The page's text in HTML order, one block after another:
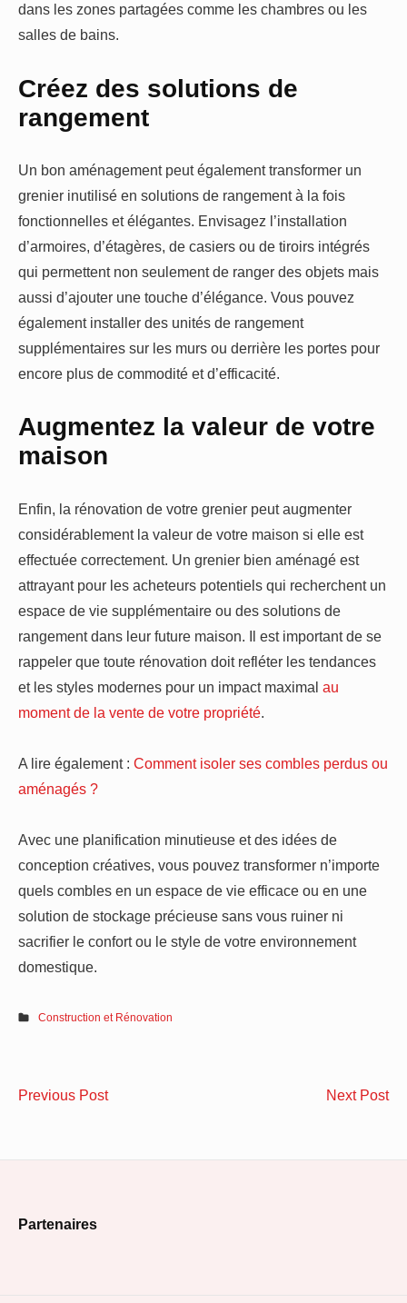
dans les zones partagées comme les chambres ou les
salles de bains.
Créez des solutions de
rangement
Un bon aménagement peut également transformer un
grenier inutilisé en solutions de rangement à la fois
fonctionnelles et élégantes. Envisagez l’installation
d’armoires, d’étagères, de casiers ou de tiroirs intégrés
qui permettent non seulement de ranger des objets mais
aussi d’ajouter une touche d’élégance. Vous pouvez
également installer des unités de rangement
supplémentaires sur les murs ou derrière les portes pour
encore plus de commodité et d’efficacité.
Augmentez la valeur de votre
maison
Enfin, la rénovation de votre grenier peut augmenter
considérablement la valeur de votre maison si elle est
effectuée correctement. Un grenier bien aménagé est
attrayant pour les acheteurs potentiels qui recherchent un
espace de vie supplémentaire ou des solutions de
rangement dans leur future maison. Il est important de se
rappeler que toute rénovation doit refléter les tendances
et les styles modernes pour un impact maximal au
moment de la vente de votre propriété.
A lire également : Comment isoler ses combles perdus ou
aménagés ?
Avec une planification minutieuse et des idées de
conception créatives, vous pouvez transformer n’importe
quels combles en un espace de vie efficace ou en une
solution de stockage précieuse sans vous ruiner ni
sacrifier le confort ou le style de votre environnement
domestique.
Construction et Rénovation
Navigation
Previous PostLes
Next Post
Partenaires